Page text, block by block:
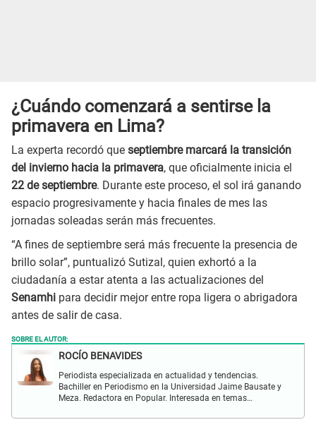
¿Cuándo comenzará a sentirse la
primavera en Lima?
La experta recordó que septiembre marcará la transición
del invierno hacia la primavera, que oficialmente inicia el
22 de septiembre. Durante este proceso, el sol irá ganando
espacio progresivamente y hacia finales de mes las
jornadas soleadas serán más frecuentes.
“A fines de septiembre será más frecuente la presencia de
brillo solar”, puntualizó Sutizal, quien exhortó a la
ciudadanía a estar atenta a las actualizaciones del
Senamhi para decidir mejor entre ropa ligera o abrigadora
antes de salir de casa.
SOBRE EL AUTOR:
ROCÍO BENAVIDES
Periodista especializada en actualidad y tendencias.
Bachiller en Periodismo en la Universidad Jaime Bausate y
Meza. Redactora en Popular. Interesada en temas
virales en tendencia y más.